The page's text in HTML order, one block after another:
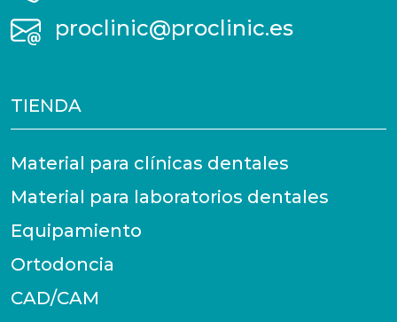
proclinic@proclinic.es
TIENDA
Material para clínicas dentales
Material para laboratorios dentales
Equipamiento
Ortodoncia
CAD/CAM